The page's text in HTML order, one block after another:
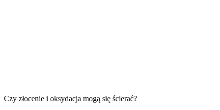
Czy złocenie i oksydacja mogą się ścierać?